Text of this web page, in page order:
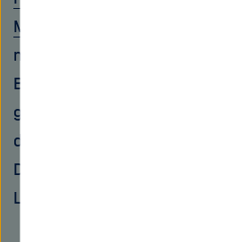
Meeresforschung (AWI)
mithilfe detaillierter
Beispiel des Filchner-Ronne-
gelungen, die physikalischen
der Atmosphäre und im Meer
Die Initialzündung kommt
Luft und schrumpfendem